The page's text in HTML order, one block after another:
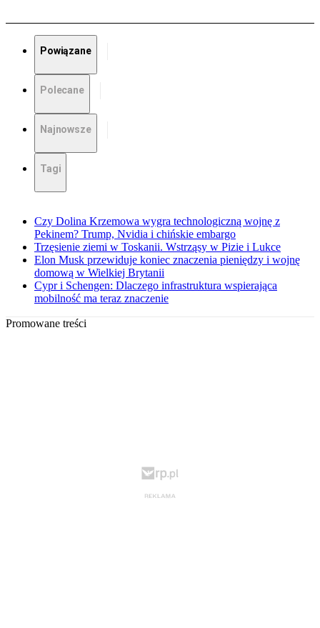
Powiązane
Polecane
Najnowsze
Tagi
Czy Dolina Krzemowa wygra technologiczną wojnę z
Pekinem? Trump, Nvidia i chińskie embargo
Trzęsienie ziemi w Toskanii. Wstrząsy w Pizie i Lukce
Elon Musk przewiduje koniec znaczenia pieniędzy i wojnę
domową w Wielkiej Brytanii
Cypr i Schengen: Dlaczego infrastruktura wspierająca
mobilność ma teraz znaczenie
Promowane treści